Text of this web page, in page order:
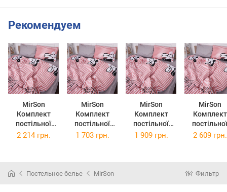
Рекомендуем
MirSon
Комплект
постільної
білизни Бязь
MirSon
Комплект
постільної
білизни Бязь
MirSon
Комплект
постільної
білизни Бязь
MirSon
Комплект
постільної
білизни Бязь
2 214 грн. 1 703 грн. 1 909 грн. 2 609 грн.
Постельное белье MirSon Фильтр